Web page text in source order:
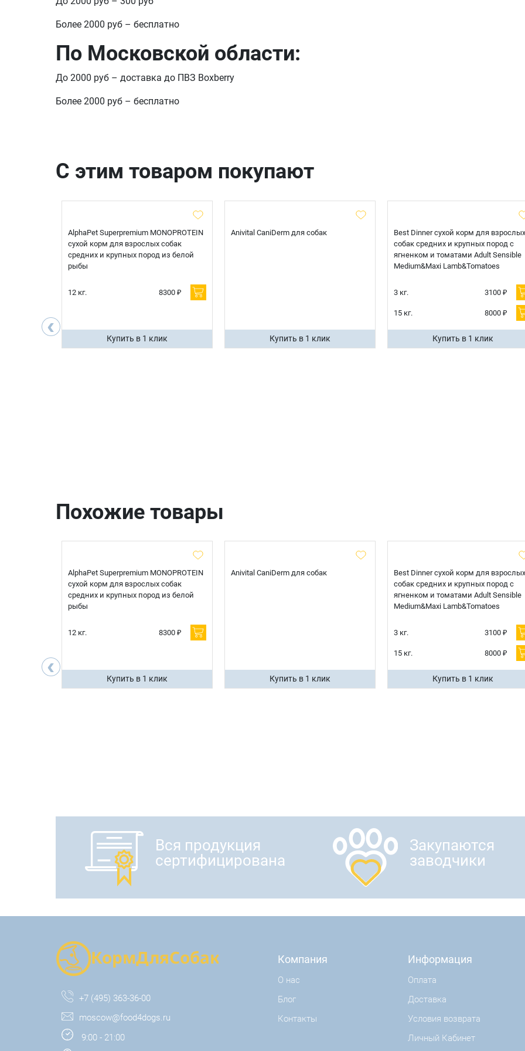
Более 2000 руб – бесплатно
По Московской области:
До 2000 руб – доставка до ПВЗ Boxberry
Более 2000 руб – бесплатно
С этим товаром покупают
‹
AlphaPet Superpremium MONOPROTEIN
сухой корм для взрослых собак
средних и крупных пород из белой
рыбы
12 кг. 8300 ₽
Купить в 1 клик
Anivital CaniDerm для собак
Купить в 1 клик
Best Dinner сухой корм для взрослых
собак средних и крупных пород с
ягненком и томатами Adult Sensible
Medium&Maxi Lamb&Tomatoes
3 кг. 3100 ₽
15 кг. 8000 ₽
Купить в 1 клик
Похожие товары
‹
AlphaPet Superpremium MONOPROTEIN
сухой корм для взрослых собак
средних и крупных пород из белой
рыбы
12 кг. 8300 ₽
Купить в 1 клик
Anivital CaniDerm для собак
Купить в 1 клик
Best Dinner сухой корм для взрослых
собак средних и крупных пород с
ягненком и томатами Adult Sensible
Medium&Maxi Lamb&Tomatoes
3 кг. 3100 ₽
15 кг. 8000 ₽
Купить в 1 клик
Вся продукция
сертифицирована
Закупаются
заводчики
+7 (495) 363-36-00
moscow@food4dogs.ru
9:00 - 21:00
Компания
О нас
Блог
Контакты
Информация
Оплата
Доставка
Условия возврата
Личный Кабинет
Продолжить покупки